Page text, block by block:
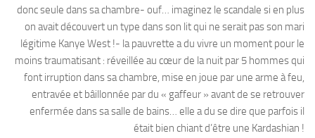
donc seule dans sa chambre- ouf… imaginez le scandale si en plus
on avait découvert un type dans son lit qui ne serait pas son mari
légitime Kanye West !- la pauvrette a du vivre un moment pour le
moins traumatisant : réveillée au cœur de la nuit par 5 hommes qui
font irruption dans sa chambre, mise en joue par une arme à feu,
entravée et bâillonnée par du « gaffeur » avant de se retrouver
enfermée dans sa salle de bains… elle a du se dire que parfois il
était bien chiant d’être une Kardashian !